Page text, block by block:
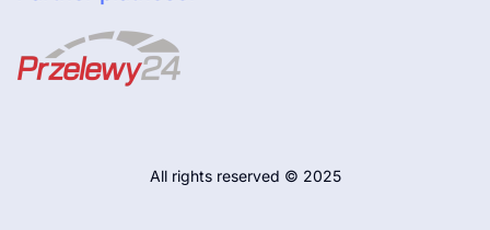
All rights reserved © 2025